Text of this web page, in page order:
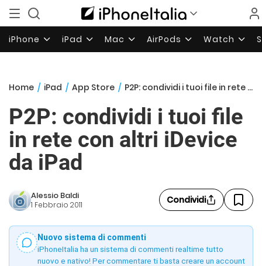
iPhone iPad Mac AirPods Watch
Home / iPad / App Store / P2P: condividi i tuoi file in rete con altri iDevice da iPad
P2P: condividi i tuoi file
in rete con altri iDevice
da iPad
Alessio Baldi
1 Febbraio 2011 Condividi
Nuovo sistema di commenti
iPhoneItalia ha un sistema di commenti realtime tutto
nuovo e nativo! Per commentare ti basta creare un account